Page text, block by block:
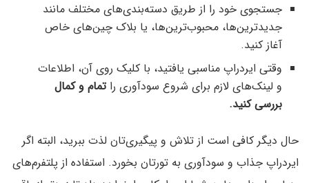
جستجوی خود را از طریق دسته‌‌بندی‌های مختلف مانند
جدیدترین‌ها، محبوب‌ترین‌ها، یا بلاک چین‌های خاص
آغاز کنید.
وقتی ایردراپ مناسبی یافتید، با کلیک روی آن، اطلاعات
و لینک‌های لازم برای شروع سودآوری راتمام و کمال
بررسی کنید.
حال دیگر کافی است از تلاش و پیگیری‌تان لذت ببرید، البته اگر
ایردراپ جذاب و سودآوری به تورتان بخورد. استفاده از پلتفرم‌های